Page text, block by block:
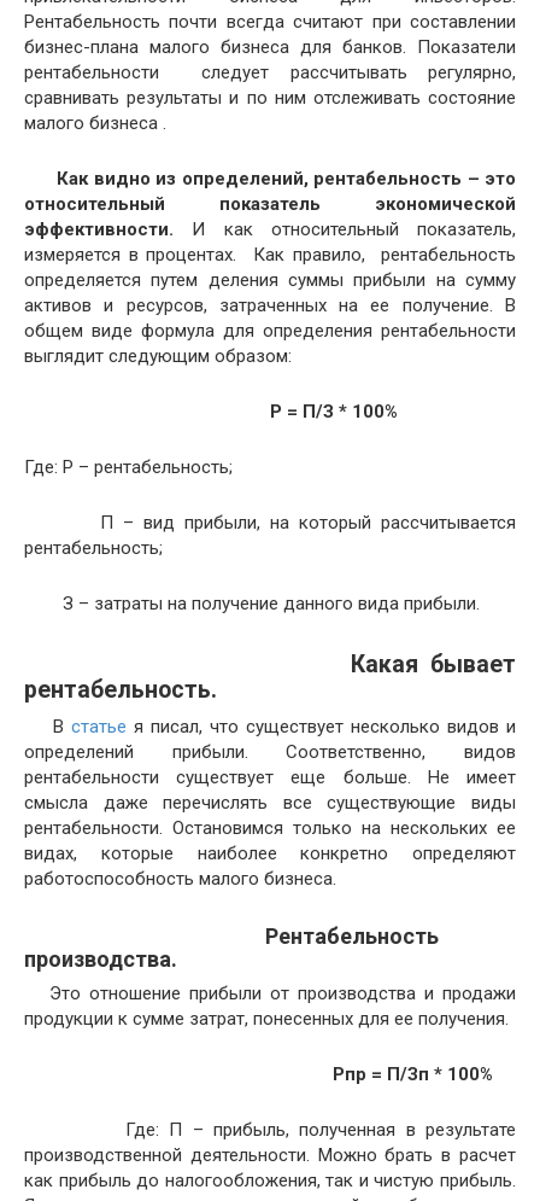
Рентабельность почти всегда считают при составлении
бизнес-плана малого бизнеса для банков. Показатели
рентабельности следует рассчитывать регулярно,
сравнивать результаты и по ним отслеживать состояние
малого бизнеса .
Как видно из определений, рентабельность – это
относительный показатель экономической
эффективности. И как относительный показатель,
измеряется в процентах. Как правило, рентабельность
определяется путем деления суммы прибыли на сумму
активов и ресурсов, затраченных на ее получение. В
общем виде формула для определения рентабельности
выглядит следующим образом:
Р = П/З * 100%
Где: Р – рентабельность;
П – вид прибыли, на который рассчитывается
рентабельность;
З – затраты на получение данного вида прибыли.
Какая бывает
рентабельность.
В статье я писал, что существует несколько видов и
определений прибыли. Соответственно, видов
рентабельности существует еще больше. Не имеет
смысла даже перечислять все существующие виды
рентабельности. Остановимся только на нескольких ее
видах, которые наиболее конкретно определяют
работоспособность малого бизнеса.
Рентабельность
производства.
Это отношение прибыли от производства и продажи
продукции к сумме затрат, понесенных для ее получения.
Рпр = П/Зп * 100%
Где: П – прибыль, полученная в результате
производственной деятельности. Можно брать в расчет
как прибыль до налогообложения, так и чистую прибыль.